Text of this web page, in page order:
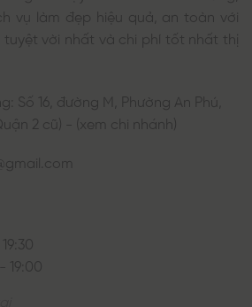
vụ làm đẹp hiệu quả, an toàn với
tuyệt vời nhất và chi phí tốt nhất thị
Số 16, đường M, Phường An Phú,
2 cũ) - (xem chi nhánh)
19:00